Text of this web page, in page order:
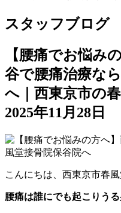
スタッフブログ
【腰痛でお悩み
谷で腰痛治療な
へ｜西東京市の
2025年11月28日
こんにちは、西東京市春
腰痛は誰にでも起こりう